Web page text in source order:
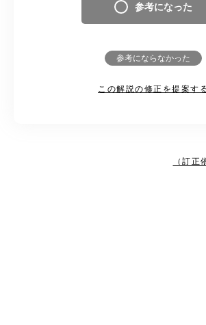
参考になった
参考にならなかった
この解説の修正を提案す
（訂正